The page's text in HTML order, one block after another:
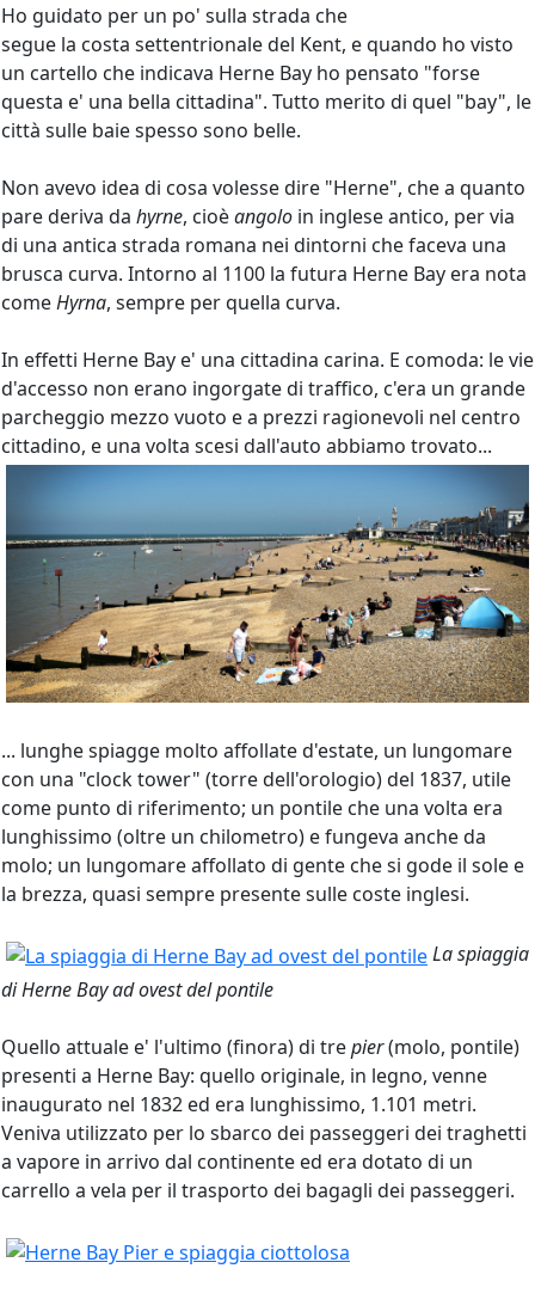
Ho guidato per un po' sulla strada che
segue la costa settentrionale del Kent, e quando ho visto
un cartello che indicava Herne Bay ho pensato "forse
questa e' una bella cittadina". Tutto merito di quel "bay", le
città sulle baie spesso sono belle.
Non avevo idea di cosa volesse dire "Herne", che a quanto
pare deriva da hyrne, cioèangolo in inglese antico, per via
di una antica strada romana nei dintorni che faceva una
brusca curva. Intorno al 1100 la futura Herne Bay era nota
comeHyrna, sempre per quella curva.
In effetti Herne Bay e' una cittadina carina. E comoda: le vie
d'accesso non erano ingorgate di traffico, c'era un grande
parcheggio mezzo vuoto e a prezzi ragionevoli nel centro
cittadino, e una volta scesi dall'auto abbiamo trovato...
... lunghe spiagge molto affollate d'estate, un lungomare
con una "clock tower" (torre dell'orologio) del 1837, utile
come punto di riferimento; un pontile che una volta era
lunghissimo (oltre un chilometro) e fungeva anche da
molo; un lungomare affollato di gente che si gode il sole e
la brezza, quasi sempre presente sulle coste inglesi.
La spiaggia
di Herne Bay ad ovest del pontile
Quello attuale e' l'ultimo (finora) di trepier(molo, pontile)
presenti a Herne Bay: quello originale, in legno, venne
inaugurato nel 1832 ed era lunghissimo, 1.101 metri.
Veniva utilizzato per lo sbarco dei passeggeri dei traghetti
a vapore in arrivo dal continente ed era dotato di un
carrello a vela per il trasporto dei bagagli dei passeggeri.